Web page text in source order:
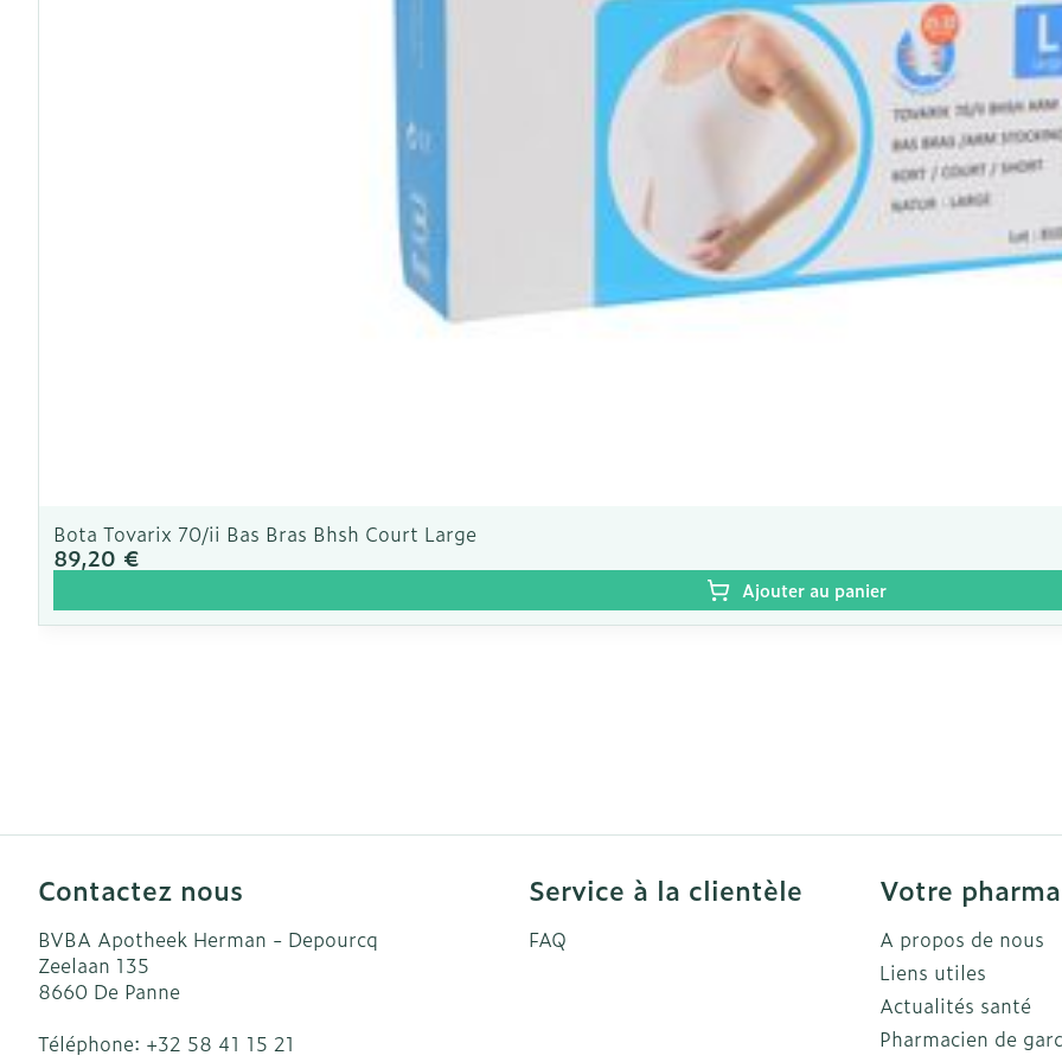
Autobronzants Rasage
Bota Tovarix 70/ii Bas Bras Bhsh Court Large
89,20 €
Ajouter au panier
Contactez nous
BVBA Apotheek Herman - Depourcq
Zeelaan 135
8660 De Panne
Téléphone: +32 58 41 15 21
Service à la clientèle
FAQ
Votre
A propos de nous
Liens utiles
Actualités santé
Pharmacien de